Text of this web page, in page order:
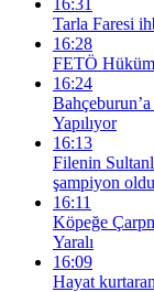
16:31
Tarla Faresi
16:28
FETÖ
16:24
Yapılıyor
16:13
Filenin
şampiyon
16:11
Köpeğe
Yaralı
16:09
Hayat